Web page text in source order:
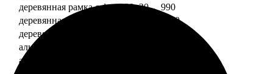
деревянная рамка с фото 20х30
990
деревянная рамка с фото 30х30
1190
деревянная рамка с фото 30х40
алюминиевая рамка с фото 10х15
алюминиевая рамка с фото 20х30